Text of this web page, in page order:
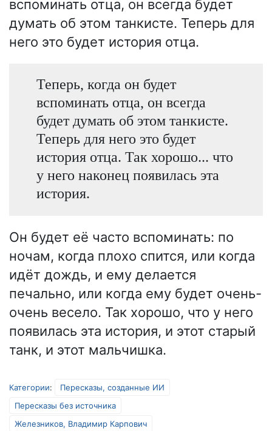
вспоминать отца, он всегда будет
думать об этом танкисте. Теперь для
него это будет история отца.
Теперь, когда он будет
вспоминать отца, он всегда
будет думать об этом танкисте.
Теперь для него это будет
история отца. Так хорошо... что
у него наконец появилась эта
история.
Он будет её часто вспоминать: по
ночам, когда плохо спится, или когда
идёт дождь, и ему делается
печально, или когда ему будет очень-
очень весело. Так хорошо, что у него
появилась эта история, и этот старый
танк, и этот мальчишка.
Категории:
Пересказы, созданные ИИ
Пересказы без источника
Железников, Владимир Карпович